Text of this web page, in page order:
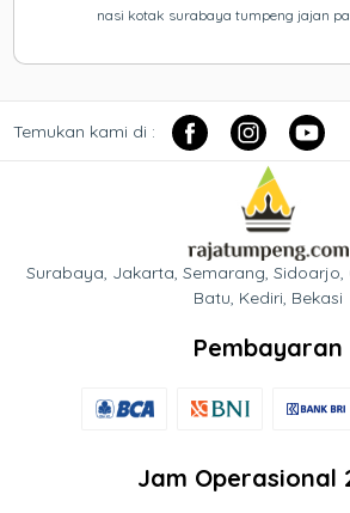
nasi kotak surabaya tumpeng jajan
Temukan kami di :
Surabaya, Jakarta, Semarang, Sidoarjo,
Batu, Kediri, Bekasi
Pembayaran
Jam Operasional